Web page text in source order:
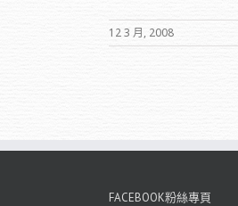
12 3 月, 2008
FACEBOOK粉絲專頁